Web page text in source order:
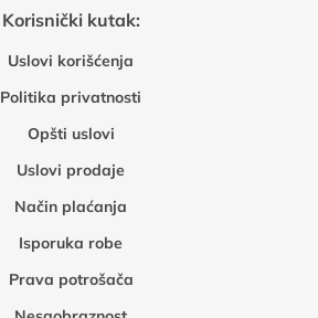
Korisnički kutak:
Uslovi korišćenja
Politika privatnosti
Opšti uslovi
Uslovi prodaje
Način plaćanja
Isporuka robe
Prava potrošača